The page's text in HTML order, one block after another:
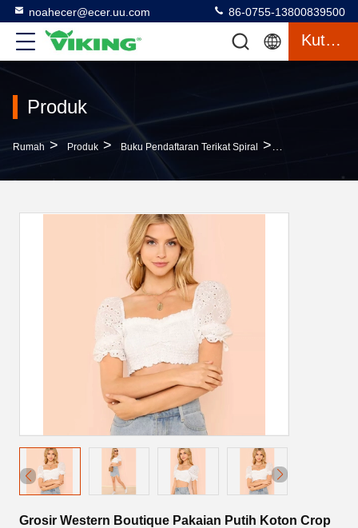
noahecer@ecer.uu.com 86-0755-13800839500
Kutipan
Produk
Rumah > Produk > Buku Pendaftaran Terikat Spiral >
Grosir Western Boutique Pakaian Putih Koton Crop